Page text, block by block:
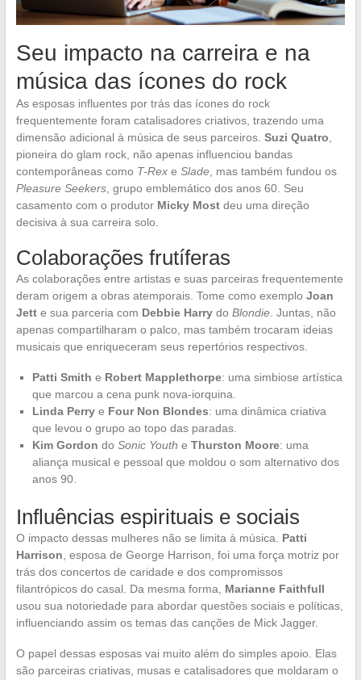
Seu impacto na carreira e na
música das ícones do rock
As esposas influentes por trás das ícones do rock
frequentemente foram catalisadores criativos, trazendo uma
dimensão adicional à música de seus parceiros. Suzi Quatro,
pioneira do glam rock, não apenas influenciou bandas
contemporâneas como T-Rexe Slade, mas também fundou os
Pleasure Seekers, grupo emblemático dos anos 60. Seu
casamento com o produtor Micky Mostdeu uma direção
decisiva à sua carreira solo.
Colaborações frutíferas
As colaborações entre artistas e suas parceiras frequentemente
deram origem a obras atemporais. Tome como exemplo Joan
Jette sua parceria com Debbie Harrydo Blondie. Juntas, não
apenas compartilharam o palco, mas também trocaram ideias
musicais que enriqueceram seus repertórios respectivos.
Patti Smith e Robert Mapplethorpe: uma simbiose artística
que marcou a cena punk nova-iorquina.
Linda Perrye Four Non Blondes: uma dinâmica criativa
que levou o grupo ao topo das paradas.
Kim Gordon do Sonic Youth e Thurston Moore: uma
aliança musical e pessoal que moldou o som alternativo dos
anos 90.
Influências espirituais e sociais
O impacto dessas mulheres não se limita à música. Patti
Harrison, esposa de George Harrison, foi uma força motriz por
trás dos concertos de caridade e dos compromissos
filantrópicos do casal. Da mesma forma, Marianne Faithfull
usou sua notoriedade para abordar questões sociais e políticas,
influenciando assim os temas das canções de Mick Jagger.
O papel dessas esposas vai muito além do simples apoio. Elas
são parceiras criativas, musas e catalisadores que moldaram o